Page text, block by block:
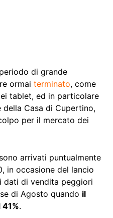
di grande
ormai terminato, come
tablet, ed in particolare
della Casa di Cupertino,
per il mercato dei
arrivati puntualmente
in occasione del lancio
dati di vendita peggiori
di Agosto quando il
.